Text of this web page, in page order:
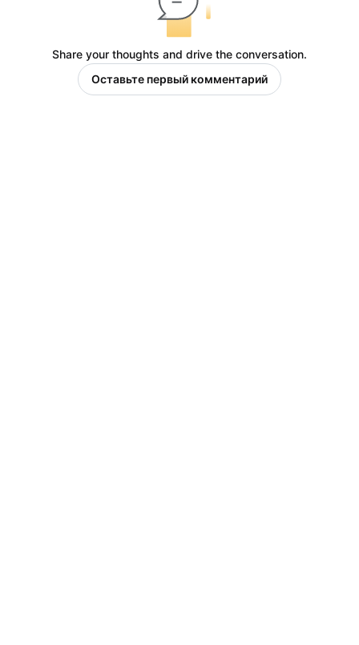
Share your thoughts and drive the conversation.
Оставьте первый комментарий